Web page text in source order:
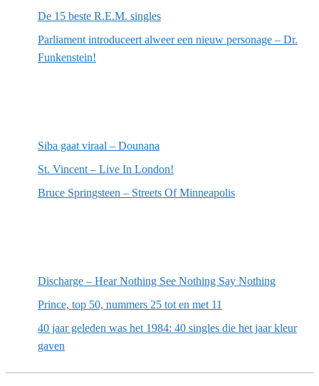
De 15 beste R.E.M. singles
Parliament introduceert alweer een nieuw personage – Dr.
Funkenstein!
Siba gaat viraal – Dounana
St. Vincent – Live In London!
Bruce Springsteen – Streets Of Minneapolis
Discharge – Hear Nothing See Nothing Say Nothing
Prince, top 50, nummers 25 tot en met 11
40 jaar geleden was het 1984: 40 singles die het jaar kleur
gaven